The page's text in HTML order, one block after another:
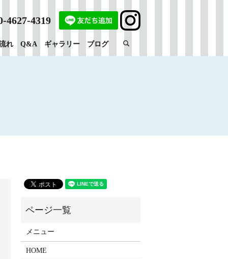
れ Q&A ギャラリー ブログ search
4627-4319
メニュー
HOME